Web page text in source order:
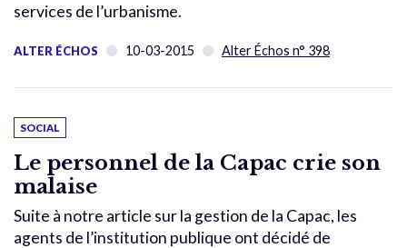
services de l’urbanisme.
ALTER ÉCHOS 10-03-2015 Alter Échos n° 398
SOCIAL
Le personnel de la Capac crie son
malaise
Suite à notre article sur la gestion de la Capac, les
agents de l’institution publique ont décidé de